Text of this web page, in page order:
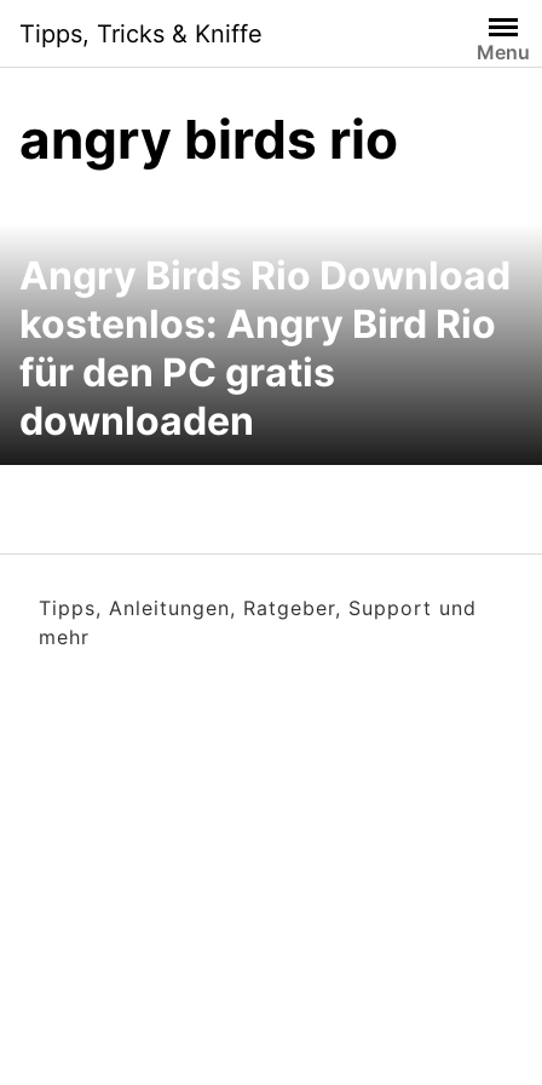
content
Tipps, Tricks & Kniffe
Menu
angry birds rio
Angry Birds Rio Download
kostenlos: Angry Bird Rio
für den PC gratis
downloaden
Tipps, Anleitungen, Ratgeber, Support und
mehr